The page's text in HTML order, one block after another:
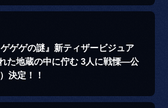
ゲゲの謎』新ティザービジュア
た地蔵の中に佇む 3人に戦慄―公
決定！！